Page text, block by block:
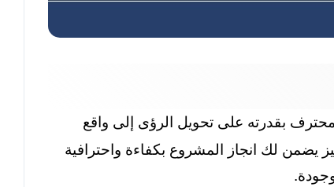
محترف بقدرته على تحويل الرؤى إلى واقع
يضمن لك انجاز المشروع بكفاءة واحترافية